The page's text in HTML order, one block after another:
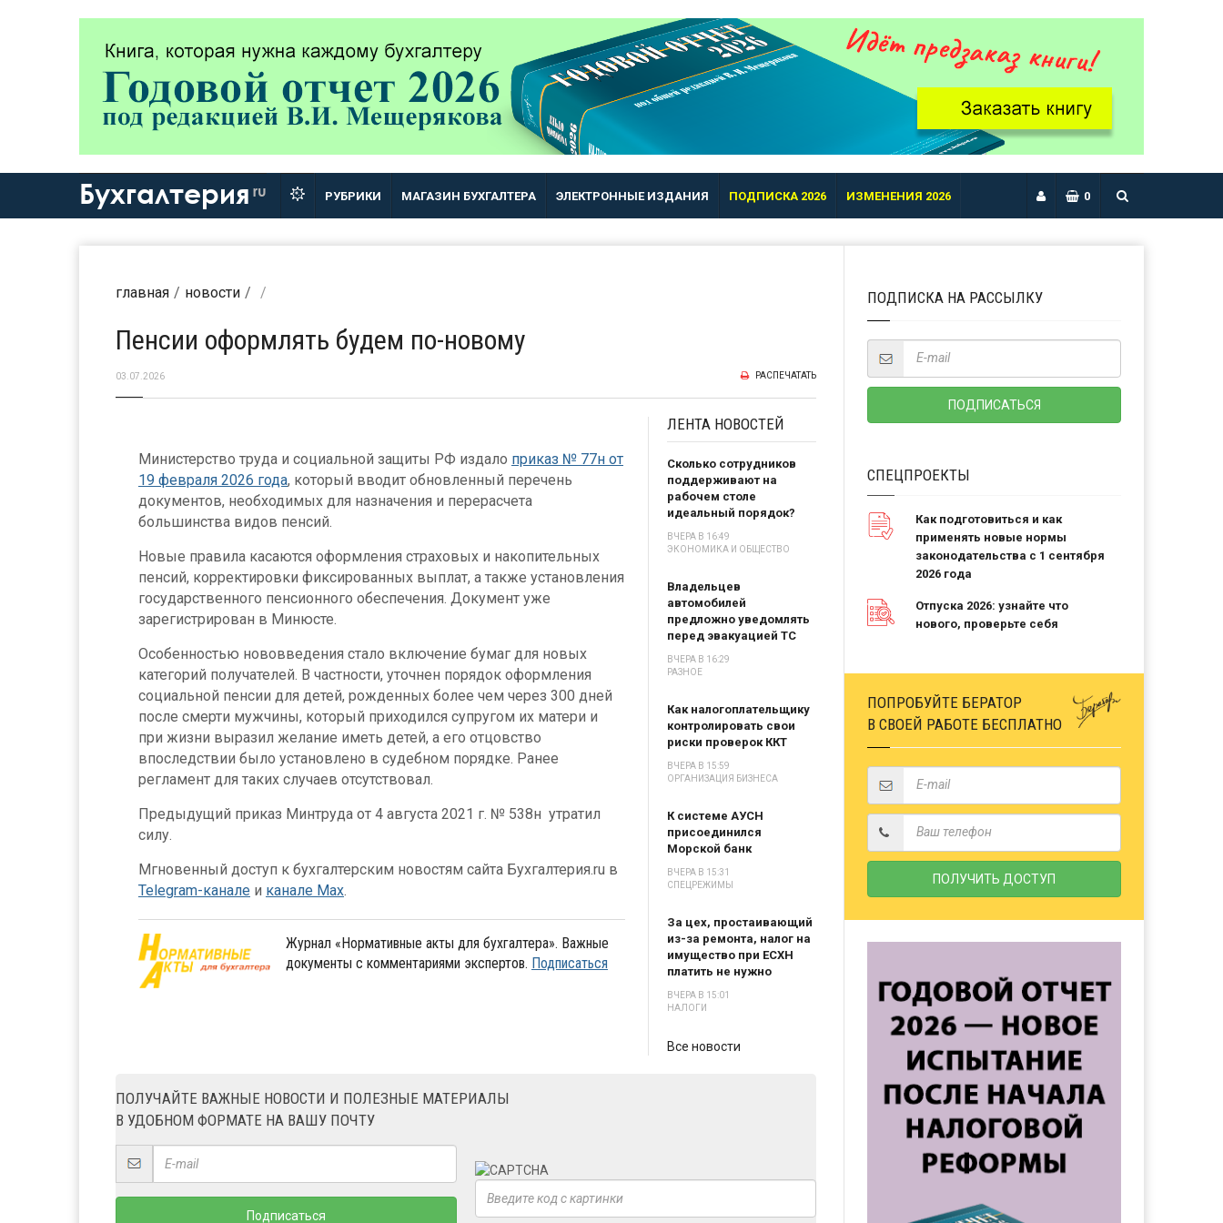
Бухгалтерия ru РУБРИКИ МАГАЗИН БУХГАЛТЕРА ЭЛЕКТРОННЫЕ ИЗДАНИЯ ПОДПИСКА 2026 ИЗМЕНЕНИЯ 2026 0
главная новости
Пенсии оформлять будем по-новому
03.07.2026 РАСПЕЧАТАТЬ
Министерство труда и социальной защиты РФ издало приказ № 77н от
19 февраля 2026 года, который вводит обновленный перечень
документов, необходимых для назначения и перерасчета
большинства видов пенсий.
Новые правила касаются оформления страховых и накопительных
пенсий, корректировки фиксированных выплат, а также установления
государственного пенсионного обеспечения. Документ уже
зарегистрирован в Минюсте.
Особенностью нововведения стало включение бумаг для новых
категорий получателей. В частности, уточнен порядок оформления
социальной пенсии для детей, рожденных более чем через 300 дней
после смерти мужчины, который приходился супругом их матери и
при жизни выразил желание иметь детей, а его отцовство
впоследствии было установлено в судебном порядке. Ранее
регламент для таких случаев отсутствовал.
Предыдущий приказ Минтруда от 4 августа 2021 г. № 538н утратил
силу.
Мгновенный доступ к бухгалтерским новостям сайта Бухгалтерия.ru в
Telegram-канале и канале Max.
Журнал «Нормативные акты для бухгалтера». Важные
документы с комментариями экспертов. Подписаться
ЛЕНТА НОВОСТЕЙ
Сколько сотрудников
поддерживают на
рабочем столе
идеальный порядок?
ВЧЕРА В 16:49
ЭКОНОМИКА И ОБЩЕСТВО
Владельцев
автомобилей
предложно уведомлять
перед эвакуацией ТС
ВЧЕРА В 16:29
РАЗНОЕ
Как налогоплательщику
контролировать свои
риски проверок ККТ
ВЧЕРА В 15:59
ОРГАНИЗАЦИЯ БИЗНЕСА
К системе АУСН
присоединился
Морской банк
ВЧЕРА В 15:31
СПЕЦРЕЖИМЫ
За цех, простаивающий
из-за ремонта, налог на
имущество при ЕСХН
платить не нужно
ВЧЕРА В 15:01
НАЛОГИ
Все новости
ПОЛУЧАЙТЕ ВАЖНЫЕ НОВОСТИ И ПОЛЕЗНЫЕ МАТЕРИАЛЫ
В УДОБНОМ ФОРМАТЕ НА ВАШУ ПОЧТУ
ПОДПИСКА НА РАССЫЛКУ
СПЕЦПРОЕКТЫ
Как подготовиться и как
применять новые нормы
законодательства с 1 сентября
2026 года
Отпуска 2026: узнайте что
нового, проверьте себя
ПОПРОБУЙТЕ БЕРАТОР
В СВОЕЙ РАБОТЕ БЕСПЛАТНО